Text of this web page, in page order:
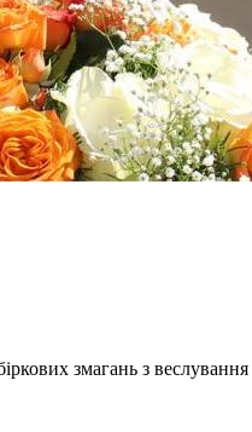
змагань з веслування